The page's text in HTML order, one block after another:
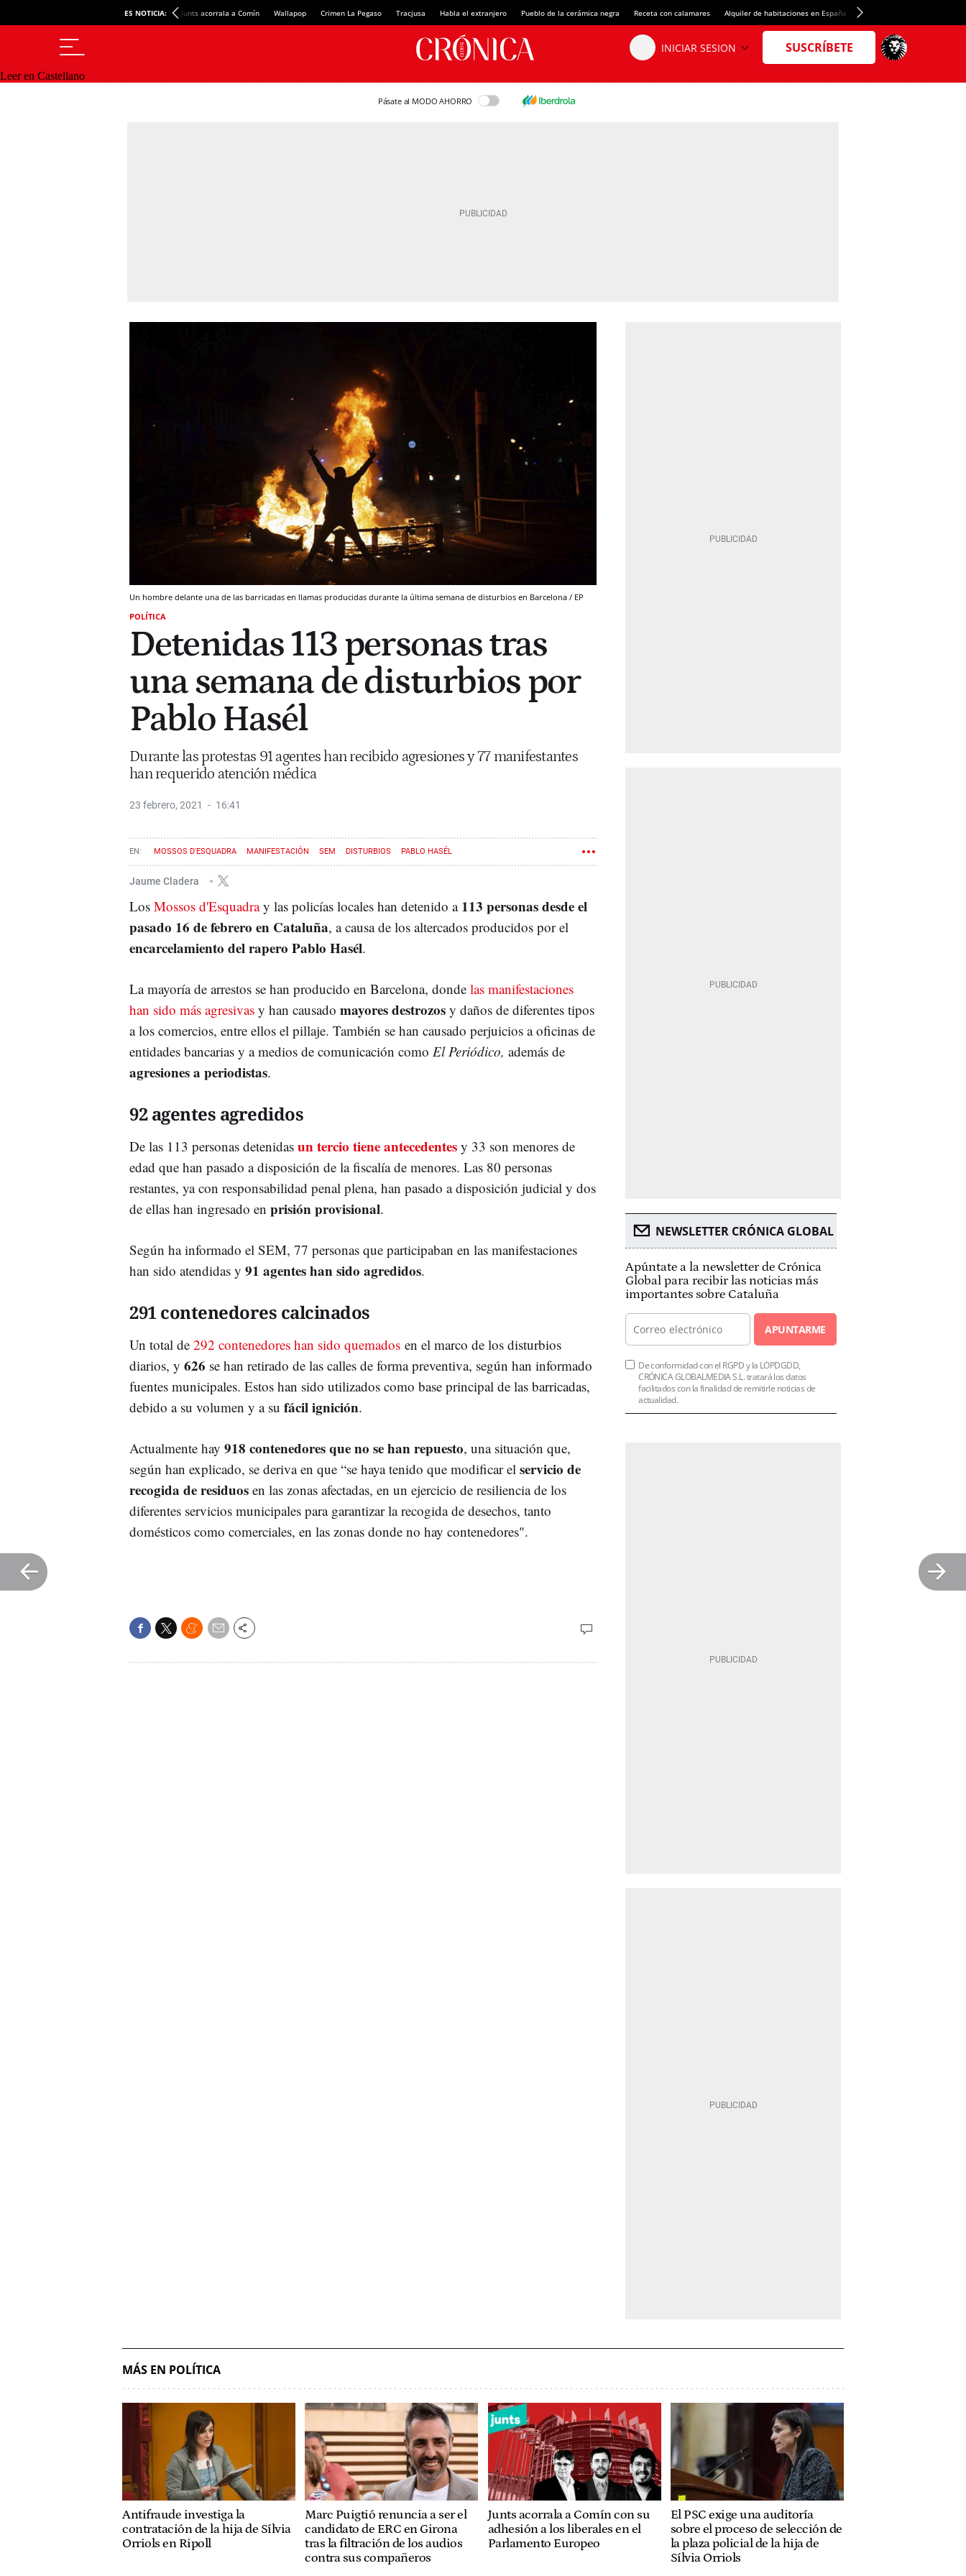
ES NOTICIA: Junts acorrala a Comín Wallapop Crimen La Pegaso Tracjusa Habla el extranjero Pueblo de la cerámica negra Receta con calamares Alquiler de habitaciones en España Crédito del Spotify Camp Nou
Leer en Castellano
Pásate al MODO AHORRO
Un hombre delante una de las barricadas en llamas producidas durante la última semana de disturbios en Barcelona / EP
POLÍTICA
Detenidas 113 personas tras
una semana de disturbios por
Pablo Hasél
Durante las protestas 91 agentes han recibido agresiones y 77 manifestantes
han requerido atención médica
23 febrero, 2021 16:41
MOSSOS D'ESQUADRA MANIFESTACIÓN SEM DISTURBIOS PABLO HASÉL
Jaume Cladera
Los Mossos d'Esquadray las policías locales han detenido a 113 personas desde el
pasado 16 de febrero en Cataluña, a causa de los altercados producidos por el
encarcelamiento del rapero Pablo Hasél.
La mayoría de arrestos se han producido en Barcelona, donde las manifestaciones
han sido más agresivas y han causado mayores destrozos y daños de diferentes tipos
a los comercios, entre ellos el pillaje. También se han causado perjuicios a oficinas de
entidades bancarias y a medios de comunicación como El Periódico, además de
agresiones a periodistas.
92 agentes agredidos
De las 113 personas detenidas un tercio tiene antecedentes y 33 son menores de
edad que han pasado a disposición de la fiscalía de menores. Las 80 personas
restantes, ya con responsabilidad penal plena, han pasado a disposición judicial y dos
de ellas han ingresado en prisión provisional.
Según ha informado el SEM, 77 personas que participaban en las manifestaciones
han sido atendidas y 91 agentes han sido agredidos.
291 contenedores calcinados
Un total de 292 contenedores han sido quemados en el marco de los disturbios
diarios, y 626 se han retirado de las calles de forma preventiva, según han informado
fuentes municipales. Estos han sido utilizados como base principal de las barricadas,
debido a su volumen y a su fácil ignición.
Actualmente hay 918 contenedores que no se han repuesto, una situación que,
según han explicado, se deriva en que “se haya tenido que modificar el servicio de
recogida de residuos en las zonas afectadas, en un ejercicio de resiliencia de los
diferentes servicios municipales para garantizar la recogida de desechos, tanto
domésticos como comerciales, en las zonas donde no hay contenedores".
NEWSLETTER CRÓNICA GLOBAL
Apúntate a la newsletter de Crónica
Global para recibir las noticias más
importantes sobre Cataluña
APUNTARME
De conformidad con el RGPD y la LOPDGDD,
CRÓNICA GLOBALMEDIA S.L. tratará los datos
facilitados con la finalidad de remitirle noticias de
actualidad.
MÁS EN POLÍTICA
Antifraude investiga la
contratación de la hija de Sílvia
Orriols en Ripoll
Marc Puigtió renuncia a ser el
candidato de ERC en Girona
tras la filtración de los audios
contra sus compañeros
Junts acorrala a Comín con su
adhesión a los liberales en el
Parlamento Europeo
El PSC exige una auditoría
sobre el proceso de selección de
la plaza policial de la hija de
Sílvia Orriols